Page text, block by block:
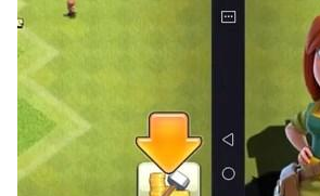
【聯繫我們】
如果您喜歡《叫我萬歲爺》，歡迎通
提出寶貴意見和建議。
聯系客服信箱：
FB粉絲主頁：搜尋“叫我萬歲爺”或